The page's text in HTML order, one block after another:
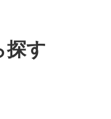
探す